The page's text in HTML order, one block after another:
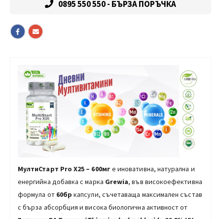
0895 550 550 - БЪРЗА ПОРЪЧКА
МултиСтарт Pro X25 – 600мг е иновативна, натурална и
енергийна добавка с марка Grewia, във високоефективна
формула от60бр капсули, съчетаваща максимален състав
с бърза абсорбция и висока биологична активност от